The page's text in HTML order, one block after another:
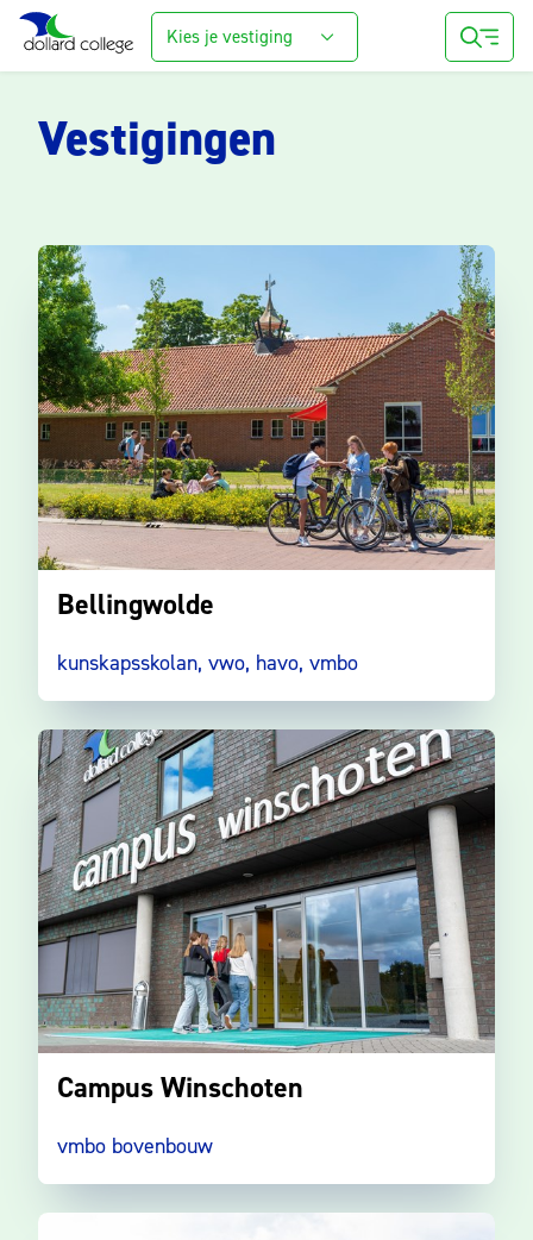
Kies je vestiging
Vestigingen
Bellingwolde
kunskapsskolan, vwo, havo, vmbo
Campus Winschoten
vmbo bovenbouw